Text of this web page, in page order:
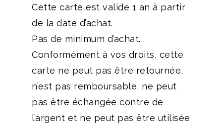
Cette carte est valide 1 an à partir
de la date d’achat.
Pas de minimum d’achat.
Conformément à vos droits, cette
carte ne peut pas être retournée,
n’est pas remboursable, ne peut
pas être échangée contre de
l’argent et ne peut pas être utilisée